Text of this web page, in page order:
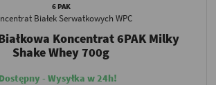
6 PAK
Białek Serwatkowych WPC
Koncentrat 6PAK Milky
Shake Whey 700g
Dostępny - Wysyłka w 24h!